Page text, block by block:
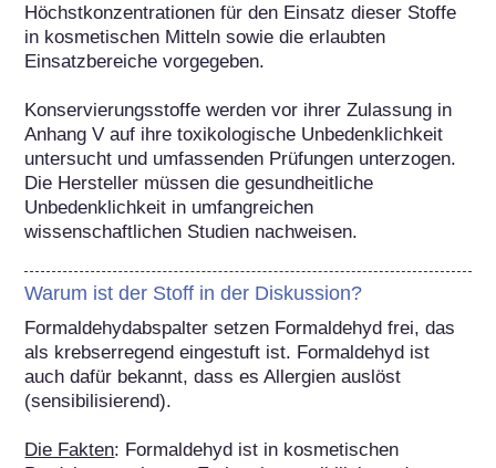
Höchstkonzentrationen für den Einsatz dieser Stoffe
in kosmetischen Mitteln sowie die erlaubten
Einsatzbereiche vorgegeben.
Konservierungsstoffe werden vor ihrer Zulassung in
Anhang V auf ihre toxikologische Unbedenklichkeit
untersucht und umfassenden Prüfungen unterzogen.
Die Hersteller müssen die gesundheitliche
Unbedenklichkeit in umfangreichen
wissenschaftlichen Studien nachweisen.
Warum ist der Stoff in der Diskussion?
Formaldehydabspalter setzen Formaldehyd frei, das
als krebserregend eingestuft ist. Formaldehyd ist
auch dafür bekannt, dass es Allergien auslöst
(sensibilisierend).
Die Fakten: Formaldehyd ist in kosmetischen